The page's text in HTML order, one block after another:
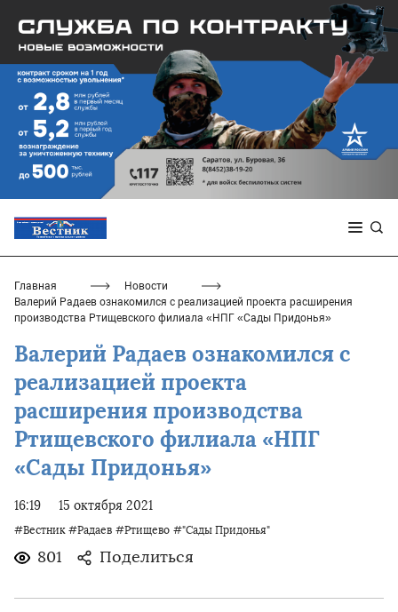
Главная
Новости
Валерий Радаев ознакомился с реализацией проекта расширения
производства Ртищевского филиала «НПГ «Сады Придонья»
Валерий Радаев ознакомился с
реализацией проекта
расширения производства
Ртищевского филиала «НПГ
«Сады Придонья»
16:19 15 октября 2021
#Вестник #Радаев #Ртищево #"Сады Придонья"
801 Поделиться